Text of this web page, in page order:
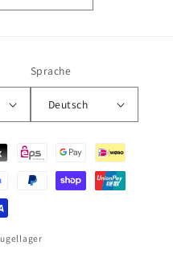
Sprache
Deutsch